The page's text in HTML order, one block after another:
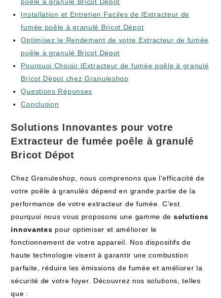
Installation et Entretien Faciles de lExtracteur de
fumée poêle à granulé Bricot Dépot
Optimisez le Rendement de votre Extracteur de fumée
poêle à granulé Bricot Dépot
Pourquoi Choisir lExtracteur de fumée poêle à granulé
Bricot Dépot chez Granuleshop
Questions Réponses
Conclusion
Solutions Innovantes pour votre
Extracteur de fumée poêle à granulé
Bricot Dépot
Chez Granuleshop, nous comprenons que l’efficacité de
votre poêle à granulés dépend en grande partie de la
performance de votre extracteur de fumée. C’est
pourquoi nous vous proposons une gamme de solutions
innovantes pour optimiser et améliorer le
fonctionnement de votre appareil. Nos dispositifs de
haute technologie visent à garantir une combustion
parfaite, réduire les émissions de fumée et améliorer la
sécurité de votre foyer. Découvrez nos solutions, telles
que :